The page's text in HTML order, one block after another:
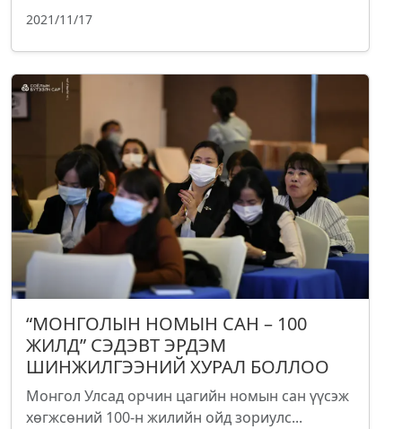
2021/11/17
“МОНГОЛЫН НОМЫН САН – 100
ЖИЛД” СЭДЭВТ ЭРДЭМ
ШИНЖИЛГЭЭНИЙ ХУРАЛ БОЛЛОО
Монгол Улсад орчин цагийн номын сан үүсэж
хөгжсөний 100-н жилийн ойд зориулс...